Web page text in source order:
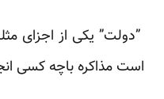
”دولت” یکی از اجزای
است مذاکره باچه کسی